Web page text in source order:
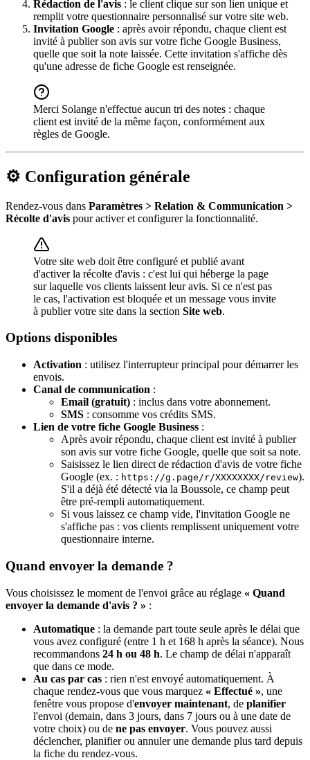
Rédaction de l'avis : le client clique sur son lien unique et
remplit votre questionnaire personnalisé sur votre site web.
Invitation Google : après avoir répondu, chaque client est
invité à publier son avis sur votre fiche Google Business,
quelle que soit la note laissée. Cette invitation s'affiche dès
qu'une adresse de fiche Google est renseignée.
Merci Solange n'effectue aucun tri des notes : chaque
client est invité de la même façon, conformément aux
règles de Google.
⚙️ Configuration générale
Rendez-vous dans Paramètres > Relation & Communication >
Récolte d'avis pour activer et configurer la fonctionnalité.
Votre site web doit être configuré et publié avant
d'activer la récolte d'avis : c'est lui qui héberge la page
sur laquelle vos clients laissent leur avis. Si ce n'est pas
le cas, l'activation est bloquée et un message vous invite
à publier votre site dans la section Site web.
Options disponibles
Activation : utilisez l'interrupteur principal pour démarrer les
envois.
Canal de communication :
Email (gratuit) : inclus dans votre abonnement.
SMS : consomme vos crédits SMS.
Lien de votre fiche Google Business :
Après avoir répondu, chaque client est invité à publier
son avis sur votre fiche Google, quelle que soit sa note.
Saisissez le lien direct de rédaction d'avis de votre fiche
Google (ex. : https://g.page/r/XXXXXXXX/review).
S'il a déjà été détecté via la Boussole, ce champ peut
être pré-rempli automatiquement.
Si vous laissez ce champ vide, l'invitation Google ne
s'affiche pas : vos clients remplissent uniquement votre
questionnaire interne.
Quand envoyer la demande ?
Vous choisissez le moment de l'envoi grâce au réglage « Quand
envoyer la demande d'avis ? » :
Automatique : la demande part toute seule après le délai que
vous avez configuré (entre 1 h et 168 h après la séance). Nous
recommandons 24 h ou 48 h. Le champ de délai n'apparaît
que dans ce mode.
Au cas par cas : rien n'est envoyé automatiquement. À
chaque rendez-vous que vous marquez « Effectué », une
fenêtre vous propose d'envoyer maintenant, de planifier
l'envoi (demain, dans 3 jours, dans 7 jours ou à une date de
votre choix) ou de ne pas envoyer. Vous pouvez aussi
déclencher, planifier ou annuler une demande plus tard depuis
la fiche du rendez-vous.